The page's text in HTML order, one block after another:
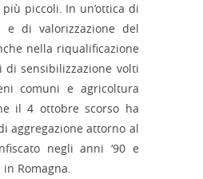
piccoli. In un’ottica di
e di valorizzazione del
nella riqualificazione
sensibilizzazione volti
comuni e agricoltura
il 4 ottobre scorso ha
aggregazione attorno al
negli anni ‘90 e
in Romagna.